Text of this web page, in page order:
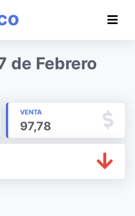
de Febrero
VENTA
97,78